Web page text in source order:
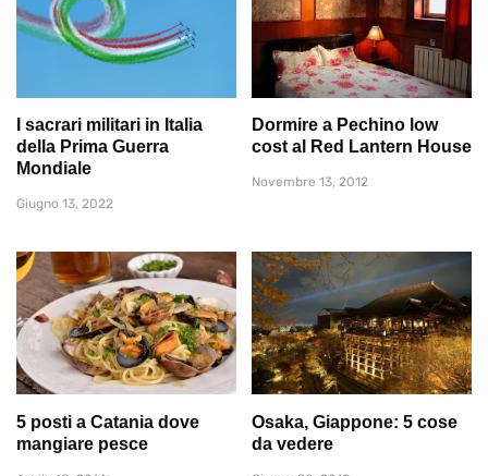
I sacrari militari in Italia
della Prima Guerra
Mondiale
Giugno 13, 2022
Dormire a Pechino low
cost al Red Lantern House
Novembre 13, 2012
5 posti a Catania dove
mangiare pesce
Osaka, Giappone: 5 cose
da vedere